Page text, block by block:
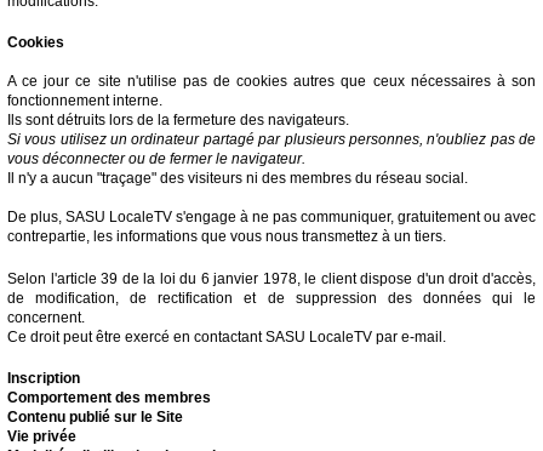
Cookies
A ce jour ce site n'utilise pas de cookies autres que ceux nécessaires à son
fonctionnement interne.
Ils sont détruits lors de la fermeture des navigateurs.
Si vous utilisez un ordinateur partagé par plusieurs personnes, n'oubliez pas de
vous déconnecter ou de fermer le navigateur.
Il n'y a aucun "traçage" des visiteurs ni des membres du réseau social.
De plus, SASU LocaleTV s'engage à ne pas communiquer, gratuitement ou avec
contrepartie, les informations que vous nous transmettez à un tiers.
Selon l'article 39 de la loi du 6 janvier 1978, le client dispose d'un droit d'accès,
de modification, de rectification et de suppression des données qui le
concernent.
Ce droit peut être exercé en contactant SASU LocaleTV par e-mail.
Inscription
Comportement des membres
Contenu publié sur le Site
Vie privée